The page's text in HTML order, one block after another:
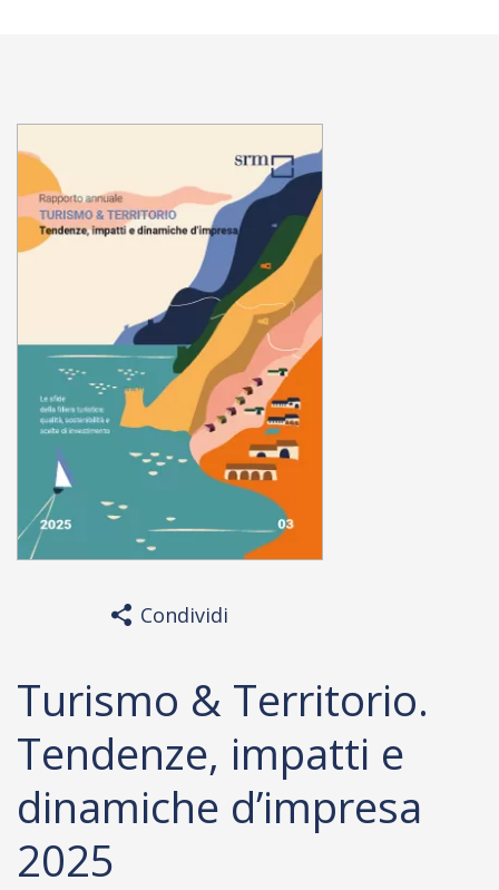
Condividi
Turismo & Territorio.
Tendenze, impatti e
dinamiche d’impresa
2025